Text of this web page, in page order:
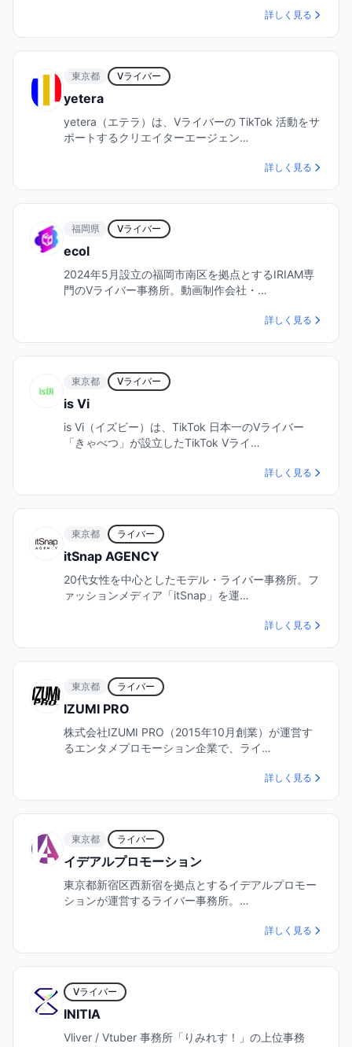
詳しく見る
東京都 Vライバー
yetera
yetera（エテラ）は、Vライバーの TikTok 活動をサ
ポートするクリエイターエージェン…
詳しく見る
福岡県 Vライバー
ecol
2024年5月設立の福岡市南区を拠点とするIRIAM専
門のVライバー事務所。動画制作会社・…
詳しく見る
東京都 Vライバー
is Vi
is Vi（イズビー）は、TikTok 日本一のVライバー
「きゃべつ」が設立したTikTok Vライ…
詳しく見る
東京都 ライバー
itSnap AGENCY
20代女性を中心としたモデル・ライバー事務所。フ
ァッションメディア「itSnap」を運…
詳しく見る
東京都 ライバー
IZUMI PRO
株式会社IZUMI PRO（2015年10月創業）が運営す
るエンタメプロモーション企業で、ライ…
詳しく見る
東京都 ライバー
イデアルプロモーション
東京都新宿区西新宿を拠点とするイデアルプロモー
ションが運営するライバー事務所。…
詳しく見る
Vライバー
INITIA
Vliver / Vtuber 事務所「りみれす！」の上位事務